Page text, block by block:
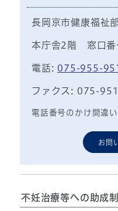
長岡京市健康福祉
本庁舎2階 窓口番
電話: 075-955-
ファクス: 075-
電話番号のかけ間違
お問
不妊治療等への助成